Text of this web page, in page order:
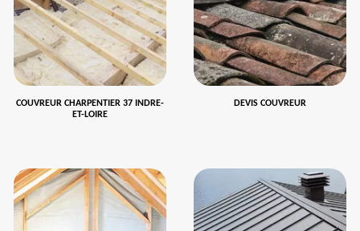
COUVREUR CHARPENTIER 37 INDRE-
ET-LOIRE
DEVIS COUVREUR